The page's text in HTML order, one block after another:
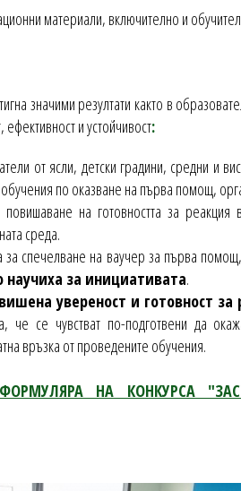
материали, включително и
значими резултати както в
и устойчивост:
от ясли, детски градини, средни и
по оказване на първа помощ,
на готовността за реакция
среда.
за спечелване на ваучер за първа
за инициативата.
увереност и готовност
че се чувстват по-подготвени да
връзка от проведените обучения.
НА КОНКУРСА